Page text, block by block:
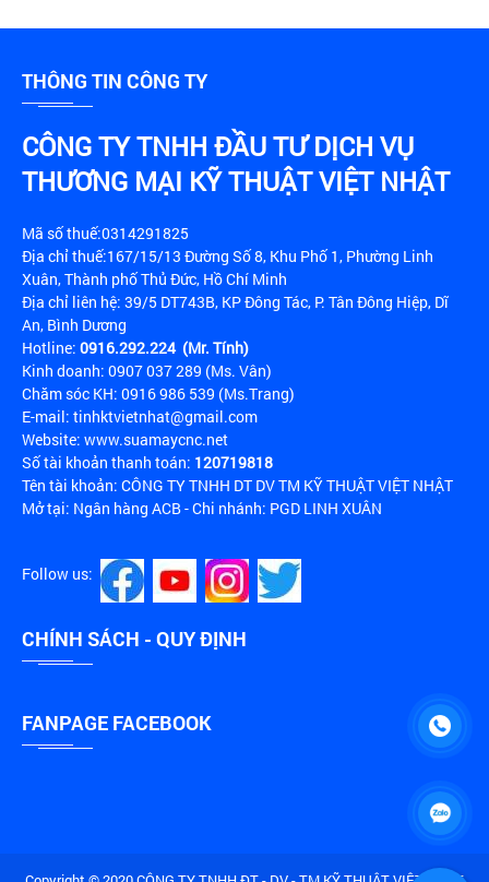
THÔNG TIN CÔNG TY
CÔNG TY TNHH ĐẦU TƯ DỊCH VỤ
THƯƠNG MẠI KỸ THUẬT VIỆT NHẬT
Mã số thuế:0314291825
Địa chỉ thuế:167/15/13 Đường Số 8, Khu Phố 1, Phường Linh
Xuân, Thành phố Thủ Đức, Hồ Chí Minh
Địa chỉ liên hệ: 39/5 DT743B, KP Đông Tác, P. Tân Đông Hiệp, Dĩ
An, Bình Dương
Hotline: 0916.292.224 (Mr. Tính)
Kinh doanh: 0907 037 289 (Ms. Vân)
Chăm sóc KH: 0916 986 539 (Ms.Trang)
E-mail: tinhktvietnhat@gmail.com
Website: www.suamaycnc.net
Số tài khoản thanh toán: 120719818
Tên tài khoản: CÔNG TY TNHH DT DV TM KỸ THUẬT VIỆT NHẬT
Mở tại: Ngân hàng ACB - Chi nhánh: PGD LINH XUÂN
Follow us:
CHÍNH SÁCH - QUY ĐỊNH
FANPAGE FACEBOOK